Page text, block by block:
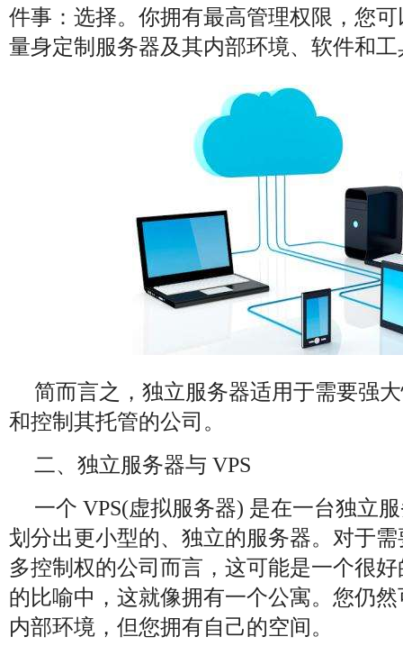
件事：选择。你拥有最高管理权限，您
量身定制服务器及其内部环境、软件和工
简而言之，独立服务器适用于需要强
和控制其托管的公司。
二、独立服务器与 VPS
一个 VPS(虚拟服务器) 是在一台独立
划分出更小型的、独立的服务器。对于
多控制权的公司而言，这可能是一个很
的比喻中，这就像拥有一个公寓。您仍
内部环境，但您拥有自己的空间。